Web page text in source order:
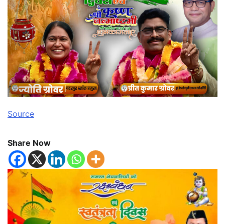
Source
Share Now